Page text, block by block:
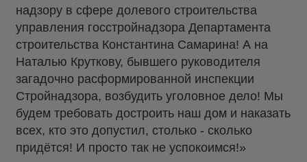
надзору в сфере долевого строительства
управления госстройнадзора Департамента
строительства Константина Самарина! А на
Наталью Круткову, бывшего руководителя
загадочно расформированной инспекции
Стройнадзора, возбудить уголовное дело! Мы
будем требовать достроить наш дом и наказать
всех, кто это допустил, столько - сколько
придётся! И просто так не успокоимся!»